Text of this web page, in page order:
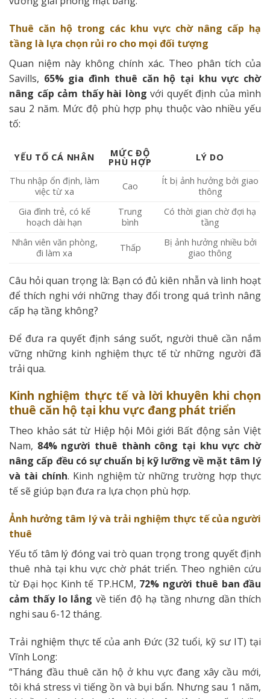
Thuê căn hộ trong các khu vực chờ nâng cấp hạ
tầng là lựa chọn rủi ro cho mọi đối tượng
Quan niệm này không chính xác. Theo phân tích của
Savills, 65% gia đình thuê căn hộ tại khu vực chờ
nâng cấp cảm thấy hài lòng với quyết định của mình
sau 2 năm. Mức độ phù hợp phụ thuộc vào nhiều yếu
tố:
YẾU TỐ CÁ NHÂN MỨC ĐỘ
PHÙ HỢP LÝ DO
Thu nhập ổn định, làm
việc từ xa
Cao
Ít bị ảnh hưởng bởi giao
thông
Gia đình trẻ, có kế
hoạch dài hạn
Trung
bình
Có thời gian chờ đợi hạ
tầng
Nhân viên văn phòng,
đi làm xa
Thấp
Bị ảnh hưởng nhiều bởi
giao thông
Câu hỏi quan trọng là: Bạn có đủ kiên nhẫn và linh hoạt
để thích nghi với những thay đổi trong quá trình nâng
cấp hạ tầng không?
Để đưa ra quyết định sáng suốt, người thuê cần nắm
vững những kinh nghiệm thực tế từ những người đã
trải qua.
Kinh nghiệm thực tế và lời khuyên khi chọn
thuê căn hộ tại khu vực đang phát triển
Theo khảo sát từ Hiệp hội Môi giới Bất động sản Việt
Nam, 84% người thuê thành công tại khu vực chờ
nâng cấp đều có sự chuẩn bị kỹ lưỡng về mặt tâm lý
và tài chính. Kinh nghiệm từ những trường hợp thực
tế sẽ giúp bạn đưa ra lựa chọn phù hợp.
Ảnh hưởng tâm lý và trải nghiệm thực tế của người
thuê
Yếu tố tâm lý đóng vai trò quan trọng trong quyết định
thuê nhà tại khu vực chờ phát triển. Theo nghiên cứu
từ Đại học Kinh tế TP.HCM, 72% người thuê ban đầu
cảm thấy lo lắng về tiến độ hạ tầng nhưng dần thích
nghi sau 6-12 tháng.
Trải nghiệm thực tế của anh Đức (32 tuổi, kỹ sư IT) tại
Vĩnh Long:
“Tháng đầu thuê căn hộ ở khu vực đang xây cầu mới,
tôi khá stress vì tiếng ồn và bụi bẩn. Nhưng sau 1 năm,